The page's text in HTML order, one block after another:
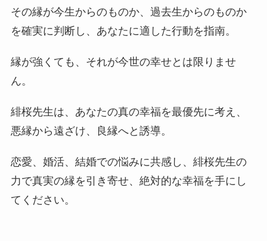
その縁が今生からのものか、過去生からのものか
を確実に判断し、あなたに適した行動を指南。
縁が強くても、それが今世の幸せとは限りませ
ん。
緋桜先生は、あなたの真の幸福を最優先に考え、
悪縁から遠ざけ、良縁へと誘導。
恋愛、婚活、結婚での悩みに共感し、緋桜先生の
力で真実の縁を引き寄せ、絶対的な幸福を手にし
てください。